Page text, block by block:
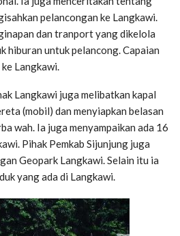
pelancongan ke Langkawi.
dan tranport yang dikelola
hiburan untuk pelancong. Capaian
Langkawi.
Langkawi juga melibatkan kapal
(mobil) dan menyiapkan belasan
wah. Ia juga menyampaikan ada 16
Pihak Pemkab Sijunjung juga
Geopark Langkawi. Selain itu ia
yang ada di Langkawi.